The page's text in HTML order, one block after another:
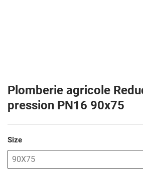
Plomberie agricole
pression PN16 90x75
Size